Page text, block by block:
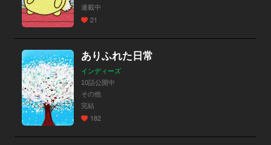
連載中
21
ありふれた日常
インディーズ
10話公開中
その他
完結
182